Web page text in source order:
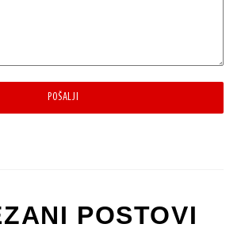
POŠALJI
POSTOVI